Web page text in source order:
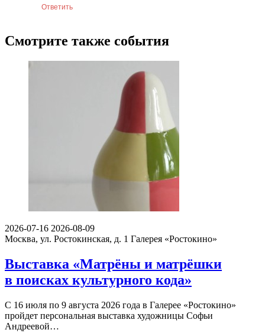
Ответить
Смотрите также события
2026-07-16 2026-08-09
Москва, ул. Ростокинская, д. 1 Галерея «Ростокино»
Выставка «Матрёны и матрёшки
в поисках культурного кода»
С 16 июля по 9 августа 2026 года в Галерее «Ростокино»
пройдет персональная выставка художницы Софьи
Андреевой…